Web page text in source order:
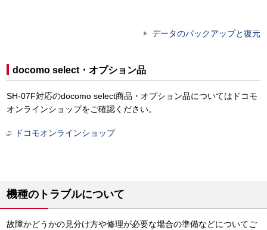
データのバックアップと復元
docomo select・オプション品
SH-07F対応のdocomo select商品・オプション品についてはドコモ
オンラインショップをご確認ください。
ドコモオンラインショップ
機種のトラブルについて
故障かどうかの見分け方や修理が必要な場合の準備などについてご